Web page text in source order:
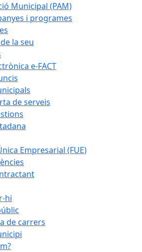
Municipal (PAM)
i programes
la seu
e-FACT
de serveis
Empresarial (FUE)
hi
de carrers